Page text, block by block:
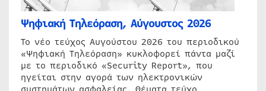
Ψηφιακή Τηλεόραση, Αύγουστος 2026
Το νέο τεύχος Αυγούστου 2026 του περιοδικού
«Ψηφιακή Τηλεόραση» κυκλοφορεί πάντα μαζί
με το περιοδικό «Security Report», που
ηγείται στην αγορά των ηλεκτρονικών